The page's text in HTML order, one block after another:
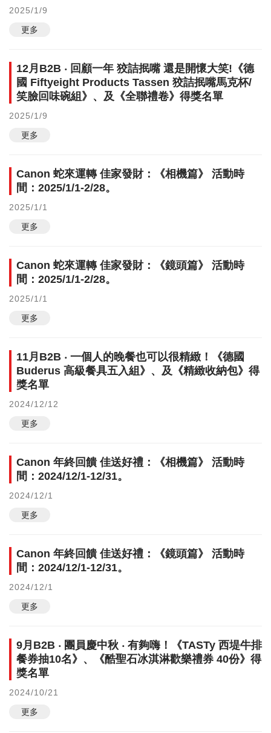
2025/1/9
更多
12月B2B ‧ 回顧一年 狡詰抿嘴 還是開懷大笑!《德
國 Fiftyeight Products Tassen 狡詰抿嘴馬克杯/
笑臉回味碗組》、及《全聯禮卷》得獎名單
2025/1/9
更多
Canon 蛇來運轉 佳家發財：《相機篇》 活動時
間：2025/1/1-2/28。
2025/1/1
更多
Canon 蛇來運轉 佳家發財：《鏡頭篇》 活動時
間：2025/1/1-2/28。
2025/1/1
更多
11月B2B ‧ 一個人的晚餐也可以很精緻！《德國
Buderus 高級餐具五入組》、及《精緻收納包》得
獎名單
2024/12/12
更多
Canon 年終回饋 佳送好禮：《相機篇》 活動時
間：2024/12/1-12/31。
2024/12/1
更多
Canon 年終回饋 佳送好禮：《鏡頭篇》 活動時
間：2024/12/1-12/31。
2024/12/1
更多
9月B2B ‧ 團員慶中秋 ‧ 有夠嗨！《TASTy 西堤牛排
餐券抽10名》、《酷聖石冰淇淋歡樂禮券 40份》得
獎名單
2024/10/21
更多